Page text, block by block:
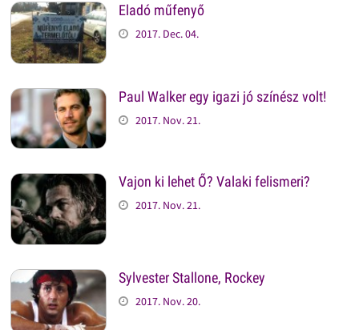
Eladó műfenyő
2017. Dec. 04.
Paul Walker egy igazi jó színész volt!
2017. Nov. 21.
Vajon ki lehet Ő? Valaki felismeri?
2017. Nov. 21.
Sylvester Stallone, Rockey
2017. Nov. 20.